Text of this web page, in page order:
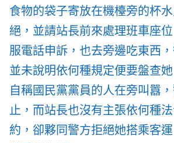
食物的袋子寄放在機檯旁的杯
絕，並請站長前來處理班車座
服電話申訴，也去旁邊吃東西
並未說明依何種規定便要盤查
自稱國民黨黨員的人在旁叫囂
止，而站長也沒有主張依何種
約，卻夥同警方拒絕她搭乘客